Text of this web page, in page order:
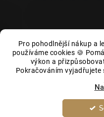
Pro pohodlnější nákup a
používáme cookies 🍪
výkon a
Pokračováním
FACEBOOK